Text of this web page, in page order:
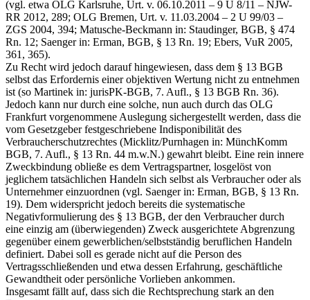
(vgl. etwa OLG Karlsruhe, Urt. v. 06.10.2011 – 9 U 8/11 – NJW-
RR 2012, 289; OLG Bremen, Urt. v. 11.03.2004 – 2 U 99/03 –
ZGS 2004, 394; Matusche-Beckmann in: Staudinger, BGB, § 474
Rn. 12; Saenger in: Erman, BGB, § 13 Rn. 19; Ebers, VuR 2005,
361, 365).
Zu Recht wird jedoch darauf hingewiesen, dass dem § 13 BGB
selbst das Erfordernis einer objektiven Wertung nicht zu entnehmen
ist (so Martinek in: jurisPK-BGB, 7. Aufl., § 13 BGB Rn. 36).
Jedoch kann nur durch eine solche, nun auch durch das OLG
Frankfurt vorgenommene Auslegung sichergestellt werden, dass die
vom Gesetzgeber festgeschriebene Indisponibilität des
Verbraucherschutzrechtes (Micklitz/Purnhagen in: MünchKomm
BGB, 7. Aufl., § 13 Rn. 44 m.w.N.) gewahrt bleibt. Eine rein innere
Zweckbindung obließe es dem Vertragspartner, losgelöst von
jeglichem tatsächlichen Handeln sich selbst als Verbraucher oder als
Unternehmer einzuordnen (vgl. Saenger in: Erman, BGB, § 13 Rn.
19). Dem widerspricht jedoch bereits die systematische
Negativformulierung des § 13 BGB, der den Verbraucher durch
eine einzig am (überwiegenden) Zweck ausgerichtete Abgrenzung
gegenüber einem gewerblichen/selbstständig beruflichen Handeln
definiert. Dabei soll es gerade nicht auf die Person des
Vertragsschließenden und etwa dessen Erfahrung, geschäftliche
Gewandtheit oder persönliche Vorlieben ankommen.
Insgesamt fällt auf, dass sich die Rechtsprechung stark an den